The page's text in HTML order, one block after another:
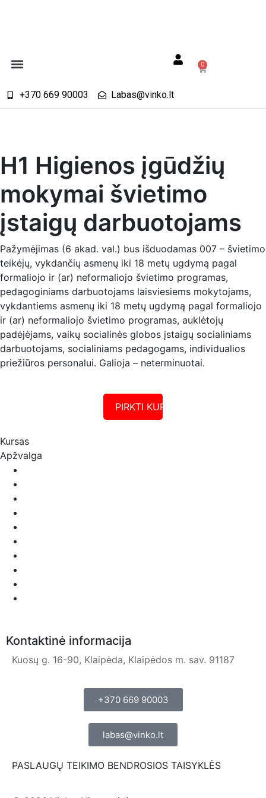
0
+370 669 90003 Labas@vinko.lt
H1 Higienos įgūdžių
mokymai švietimo
įstaigų darbuotojams
Pažymėjimas (6 akad. val.) bus išduodamas 007 – švietimo
teikėjų, vykdančių asmenų iki 18 metų ugdymą pagal
formaliojo ir (ar) neformaliojo švietimo programas,
pedagoginiams darbuotojams laisviesiems mokytojams,
vykdantiems asmenų iki 18 metų ugdymą pagal formaliojo
ir (ar) neformaliojo švietimo programas, auklėtojų
padėjėjams, vaikų socialinės globos įstaigų socialiniams
darbuotojams, socialiniams pedagogams, individualios
priežiūros personalui. Galioja – neterminuotai.
PIRKTI KURSUS
Kursas
Apžvalga
Kontaktinė informacija
Kuosų g. 16-90, Klaipėda, Klaipėdos m. sav. 91187
+370 669 90003
labas@vinko.lt
PASLAUGŲ TEIKIMO BENDROSIOS TAISYKLĖS